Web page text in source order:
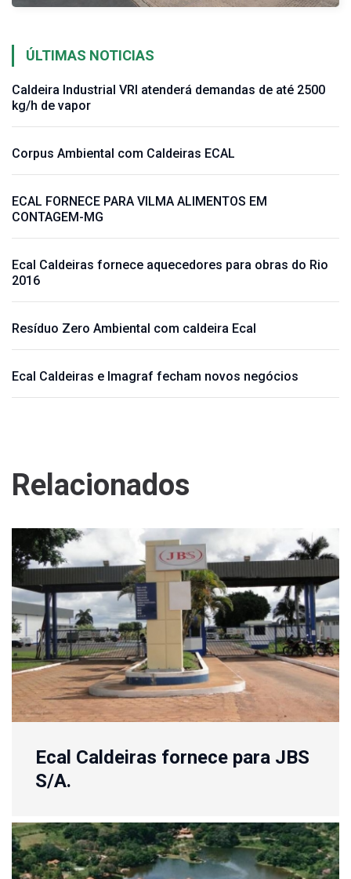
ÚLTIMAS NOTICIAS
Caldeira Industrial VRI atenderá demandas de até 2500
kg/h de vapor
Corpus Ambiental com Caldeiras ECAL
ECAL FORNECE PARA VILMA ALIMENTOS EM
CONTAGEM-MG
Ecal Caldeiras fornece aquecedores para obras do Rio
2016
Resíduo Zero Ambiental com caldeira Ecal
Ecal Caldeiras e Imagraf fecham novos negócios
Relacionados
Ecal Caldeiras fornece para JBS
S/A.